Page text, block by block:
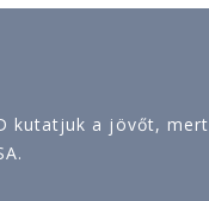
kutatjuk a jövőt, mert